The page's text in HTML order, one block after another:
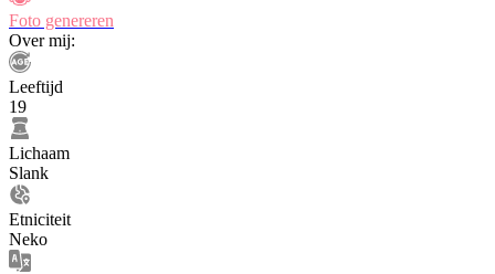
Foto genereren
Over mij:
Leeftijd
19
Lichaam
Slank
Etniciteit
Neko